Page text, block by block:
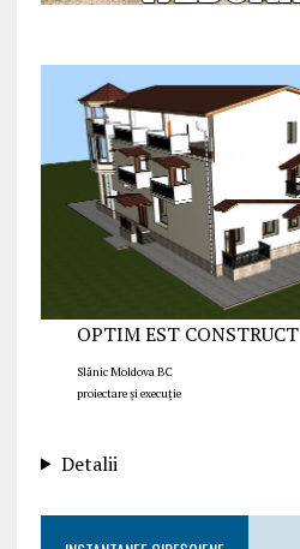
OPTIM EST CONSTRUCT
Slănic Moldova BC
proiectare și execuție
Detalii